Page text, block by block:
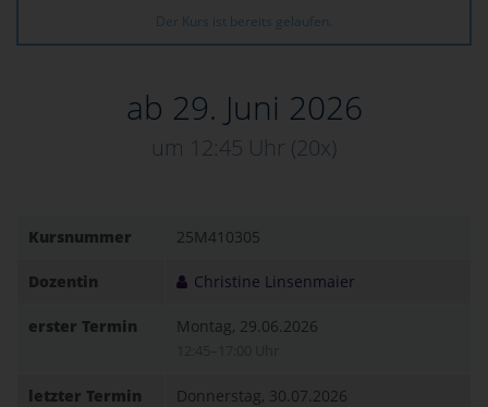
Der Kurs ist bereits gelaufen.
ab 29. Juni 2026
um 12:45 Uhr (20x)
Kursnummer 25M410305
Dozentin Christine Linsenmaier
erster Termin Montag, 29.06.2026
letzter Termin Donnerstag, 30.07.2026